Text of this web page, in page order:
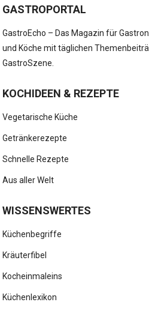
GASTROPORTAL
GastroEcho – Das Magazin für
und Köche mit täglichen
GastroSzene.
KOCHIDEEN & REZEPTE
Vegetarische Küche
Getränkerezepte
Schnelle Rezepte
Aus aller Welt
WISSENSWERTES
Küchenbegriffe
Kräuterfibel
Kocheinmaleins
Küchenlexikon